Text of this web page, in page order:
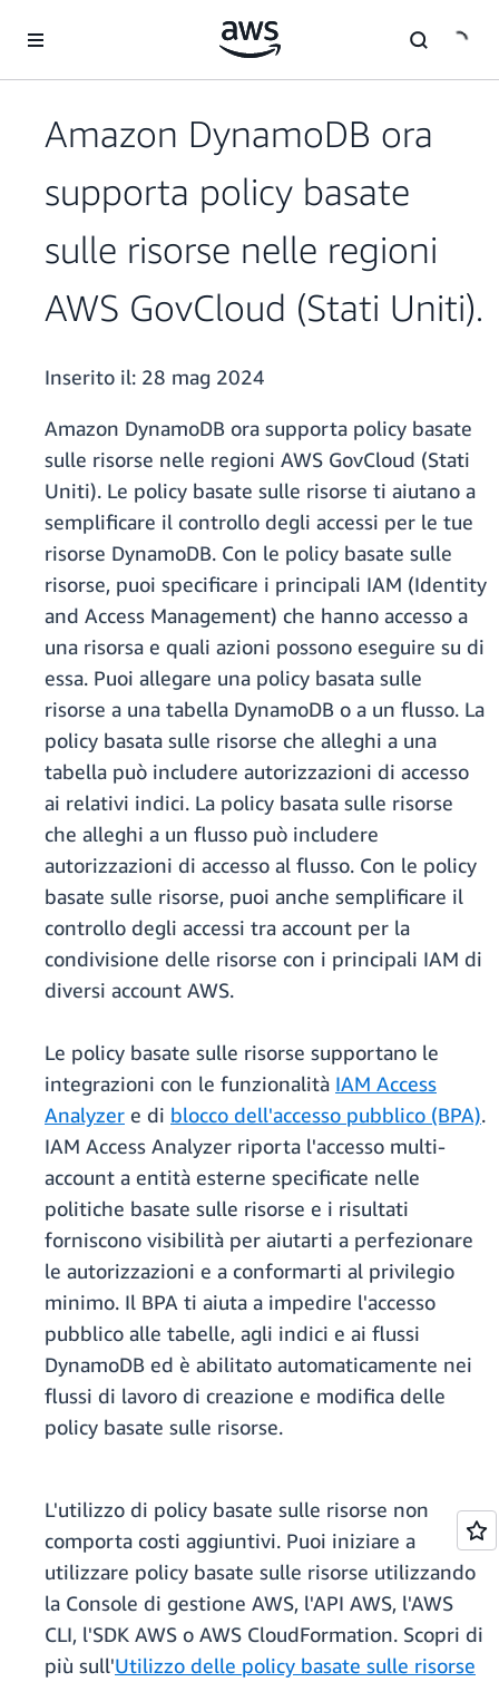
Amazon DynamoDB ora
supporta policy basate
sulle risorse nelle regioni
AWS GovCloud (Stati Uniti).
Inserito il: 28 mag 2024
Amazon DynamoDB ora supporta policy basate
sulle risorse nelle regioni AWS GovCloud (Stati
Uniti). Le policy basate sulle risorse ti aiutano a
semplificare il controllo degli accessi per le tue
risorse DynamoDB. Con le policy basate sulle
risorse, puoi specificare i principali IAM (Identity
and Access Management) che hanno accesso a
una risorsa e quali azioni possono eseguire su di
essa. Puoi allegare una policy basata sulle
risorse a una tabella DynamoDB o a un flusso. La
policy basata sulle risorse che alleghi a una
tabella può includere autorizzazioni di accesso
ai relativi indici. La policy basata sulle risorse
che alleghi a un flusso può includere
autorizzazioni di accesso al flusso. Con le policy
basate sulle risorse, puoi anche semplificare il
controllo degli accessi tra account per la
condivisione delle risorse con i principali IAM di
diversi account AWS.
Le policy basate sulle risorse supportano le
integrazioni con le funzionalità IAM Access
Analyzer e di blocco dell'accesso pubblico (BPA).
IAM Access Analyzer riporta l'accesso multi-
account a entità esterne specificate nelle
politiche basate sulle risorse e i risultati
forniscono visibilità per aiutarti a perfezionare
le autorizzazioni e a conformarti al privilegio
minimo. Il BPA ti aiuta a impedire l'accesso
pubblico alle tabelle, agli indici e ai flussi
DynamoDB ed è abilitato automaticamente nei
flussi di lavoro di creazione e modifica delle
policy basate sulle risorse.
L'utilizzo di policy basate sulle risorse non
comporta costi aggiuntivi. Puoi iniziare a
utilizzare policy basate sulle risorse utilizzando
la Console di gestione AWS, l'API AWS, l'AWS
CLI, l'SDK AWS o AWS CloudFormation. Scopri di
più sull'Utilizzo delle policy basate sulle risorse